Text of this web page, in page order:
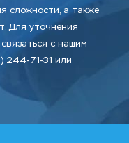
сложности, а также
Для уточнения
с нашим
244-71-31 или